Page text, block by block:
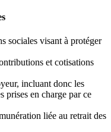
sociales visant à protéger
et cotisations
incluant donc les
prises en charge par ce
liée au retrait des